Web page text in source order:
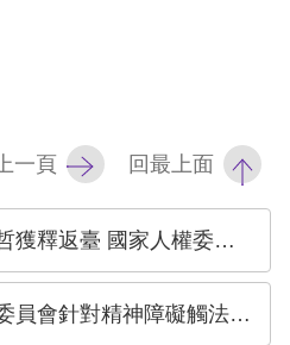
一頁 回最上面
員會呼籲中國政府遵守國際人權規範 保障其他國人在押個案之權益
對精神障礙觸法者處遇制度相關修法之聲明